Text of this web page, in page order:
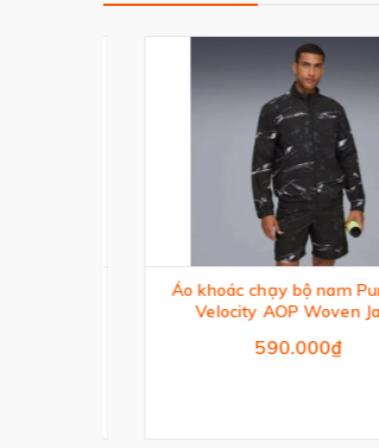
Áo khoác chạy bộ nam Puma
Velocity AOP Woven Jacket
590.000₫